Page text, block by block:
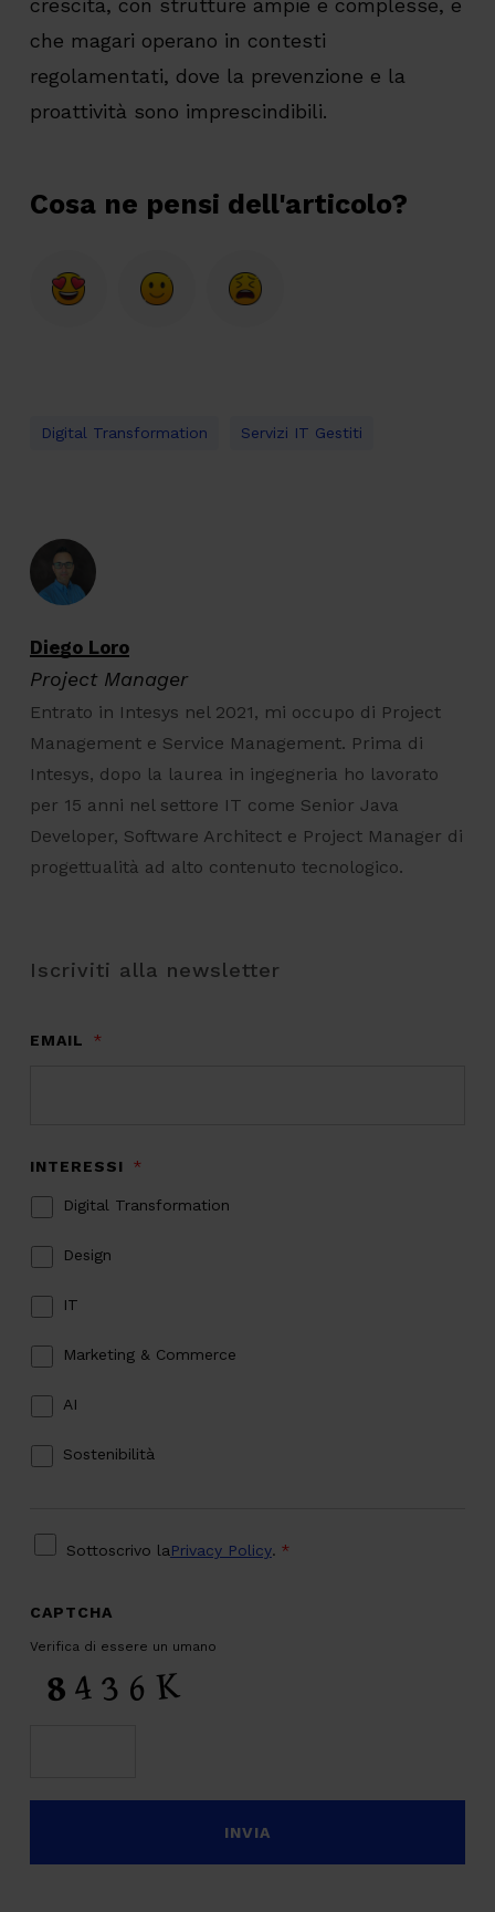
crescita, con strutture ampie e complesse, e
che magari operano in contesti
regolamentati, dove la prevenzione e la
proattività sono imprescindibili.
Cosa ne pensi dell'articolo?
Digital Transformation Servizi IT Gestiti
Diego Loro
Project Manager
Entrato in Intesys nel 2021, mi occupo di Project
Management e Service Management. Prima di
Intesys, dopo la laurea in ingegneria ho lavorato
per 15 anni nel settore IT come Senior Java
Developer, Software Architect e Project Manager di
progettualità ad alto contenuto tecnologico.
Iscriviti alla newsletter
EMAIL *
INTERESSI *
Digital Transformation
Design
IT
Marketing & Commerce
AI
Sostenibilità
PRIVACY
Sottoscrivo laPrivacy Policy. *
CAPTCHA
Verifica di essere un umano